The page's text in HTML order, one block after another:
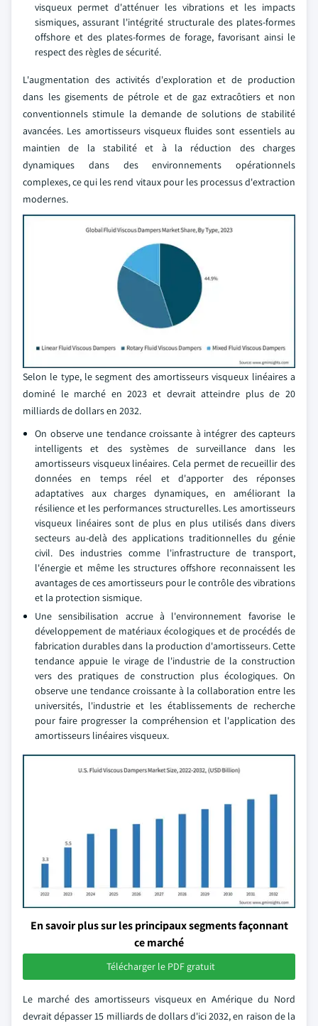
visqueux permet d'atténuer les vibrations et les impacts
sismiques, assurant l'intégrité structurale des plates-formes
offshore et des plates-formes de forage, favorisant ainsi le
respect des règles de sécurité.
L'augmentation des activités d'exploration et de production
dans les gisements de pétrole et de gaz extracôtiers et non
conventionnels stimule la demande de solutions de stabilité
avancées. Les amortisseurs visqueux fluides sont essentiels au
maintien de la stabilité et à la réduction des charges
dynamiques dans des environnements opérationnels
complexes, ce qui les rend vitaux pour les processus d'extraction
modernes.
Selon le type, le segment des amortisseurs visqueux linéaires a
dominé le marché en 2023 et devrait atteindre plus de 20
milliards de dollars en 2032.
On observe une tendance croissante à intégrer des capteurs
intelligents et des systèmes de surveillance dans les
amortisseurs visqueux linéaires. Cela permet de recueillir des
données en temps réel et d'apporter des réponses
adaptatives aux charges dynamiques, en améliorant la
résilience et les performances structurelles. Les amortisseurs
visqueux linéaires sont de plus en plus utilisés dans divers
secteurs au-delà des applications traditionnelles du génie
civil. Des industries comme l'infrastructure de transport,
l'énergie et même les structures offshore reconnaissent les
avantages de ces amortisseurs pour le contrôle des vibrations
et la protection sismique.
Une sensibilisation accrue à l'environnement favorise le
développement de matériaux écologiques et de procédés de
fabrication durables dans la production d'amortisseurs. Cette
tendance appuie le virage de l'industrie de la construction
vers des pratiques de construction plus écologiques. On
observe une tendance croissante à la collaboration entre les
universités, l'industrie et les établissements de recherche
pour faire progresser la compréhension et l'application des
amortisseurs linéaires visqueux.
En savoir plus sur les principaux segments façonnant
ce marché
Télécharger le PDF gratuit
Le marché des amortisseurs visqueux en Amérique du Nord
devrait dépasser 15 milliards de dollars d'ici 2032, en raison de la